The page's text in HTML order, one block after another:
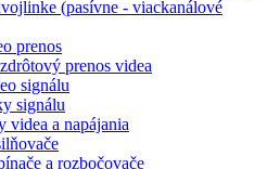
(pasívne - viackanálové
prenos
prenos videa
signálu
signálu
videa a napájania
a rozbočovače